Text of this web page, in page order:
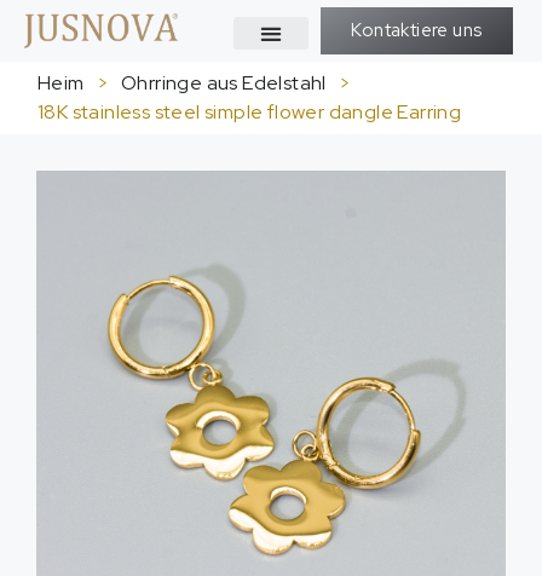
Kontaktiere uns
Heim > Ohrringe aus Edelstahl
>
18K stainless steel simple flower dangle Earring